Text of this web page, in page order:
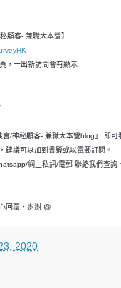
顧客- 兼職大本營】
，一出新訪問會有顯示
/神秘顧客- 兼職大本營blog」 即可
建議可以加到書籤或以電郵訂閱。
網上私訊/電郵 聯絡我們查詢，
回覆，謝謝 😄
2020